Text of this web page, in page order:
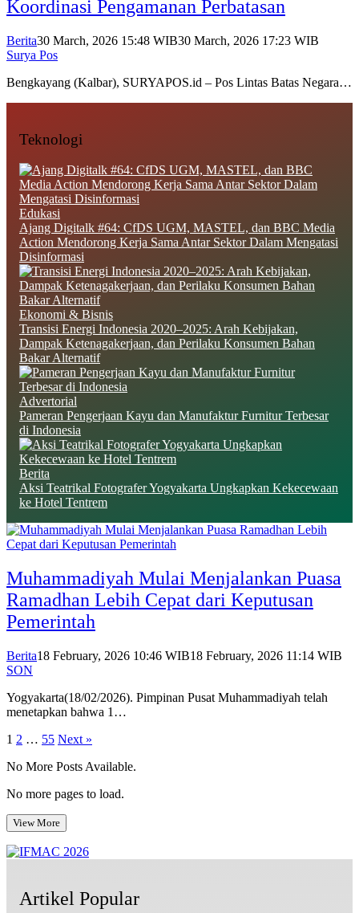
Koordinasi Pengamanan Perbatasan
Berita30 March, 2026 15:48 WIB30 March, 2026 17:23 WIB
Surya Pos
Bengkayang (Kalbar), SURYAPOS.id – Pos Lintas Batas Negara…
Teknologi
Edukasi
Ajang Digitalk #64: CfDS UGM, MASTEL, dan BBC Media
Action Mendorong Kerja Sama Antar Sektor Dalam Mengatasi
Disinformasi
Ekonomi & Bisnis
Transisi Energi Indonesia 2020–2025: Arah Kebijakan,
Dampak Ketenagakerjaan, dan Perilaku Konsumen Bahan
Bakar Alternatif
Advertorial
Pameran Pengerjaan Kayu dan Manufaktur Furnitur Terbesar
di Indonesia
Berita
Aksi Teatrikal Fotografer Yogyakarta Ungkapkan Kekecewaan
ke Hotel Tentrem
Muhammadiyah Mulai Menjalankan Puasa
Ramadhan Lebih Cepat dari Keputusan
Pemerintah
Berita18 February, 2026 10:46 WIB18 February, 2026 11:14 WIB
SON
Yogyakarta(18/02/2026). Pimpinan Pusat Muhammadiyah telah
menetapkan bahwa 1…
Posts
pagination
1 2 … 55 Next »
No More Posts Available.
No more pages to load.
View More
Artikel Popular